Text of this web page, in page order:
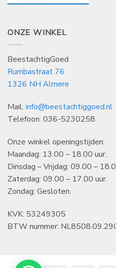
ONZE WINKEL
BeestachtigGoed
Rumbastraat 76
1326 NH Almere
Mail: info@beestachtiggoed.nl
Telefoon: 036-5230258
Onze winkel openingstijden:
Maandag: 13.00 – 18.00 uur.
Dinsdag – Vrijdag: 09.00 –
Zaterdag: 09.00 – 17.00 uur.
Zondag: Gesloten.
KVK: 53249305
BTW nummer: